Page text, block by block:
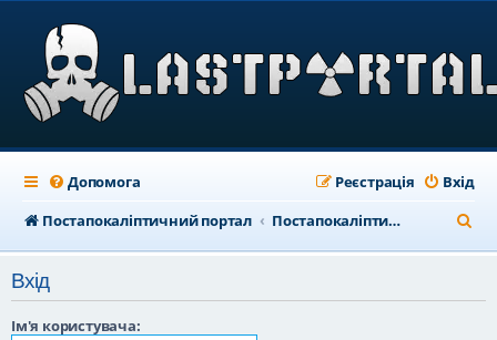
Допомога Вхід
Реєстрація
Постапокаліптичний портал
Постапокаліптичний форум
о
Вхід
Ім'я користувача: